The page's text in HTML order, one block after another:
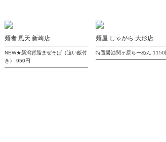
麺者 風天 新崎店
NEW★新潟背脂まぜそば（追い飯付
き） 950円
麺屋 しゃがら 大形店
特選醤油関ヶ原らーめん 1150